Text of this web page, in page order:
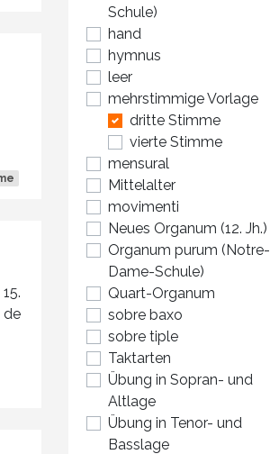
de
Schule)
hand
hymnus
leer
mehrstimmige Vorlage
dritte Stimme
vierte Stimme
mensural
Mittelalter
movimenti
Neues Organum (12. Jh.)
Organum purum (Notre-
Dame-Schule)
Quart-Organum
sobre baxo
sobre tiple
Taktarten
Übung in Sopran- und
Altlage
Übung in Tenor- und
Basslage